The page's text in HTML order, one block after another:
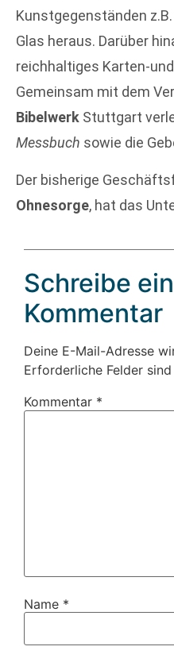
Kunstgegenständen
Glas heraus. Darüber
reichhaltiges Karten-
Gemeinsam mit dem
Bibelwerk Stuttgart
Messbuch sowie die
Der bisherige
Ohnesorge, hat das
Schreibe
Kommentar
Deine E-Mail-Adresse
Erforderliche Felder
Kommentar *
Name *